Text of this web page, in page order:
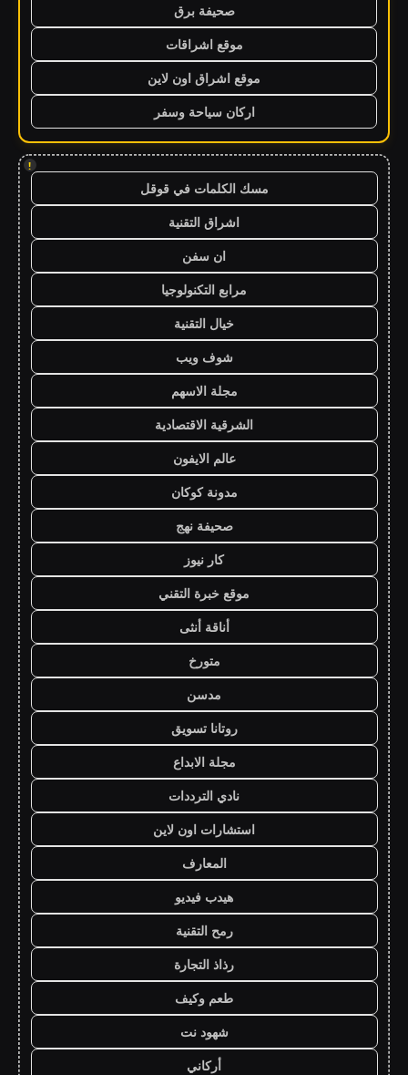
صحيفة برق
موقع اشراقات
موقع اشراق اون لاين
اركان سياحة وسفر
!
مسك الكلمات في قوقل
اشراق التقنية
ان سفن
مرابع التكنولوجيا
خيال التقنية
شوف ويب
مجلة الاسهم
الشرقية الاقتصادية
عالم الايفون
مدونة كوكان
صحيفة نهج
كار نيوز
موقع خبرة التقني
أناقة أنثى
متورخ
مدسن
روتانا تسويق
مجلة الابداع
نادي الترددات
استشارات اون لاين
المعارف
هيدب فيديو
رمح التقنية
رذاذ التجارة
طعم وكيف
شهود نت
أركاني